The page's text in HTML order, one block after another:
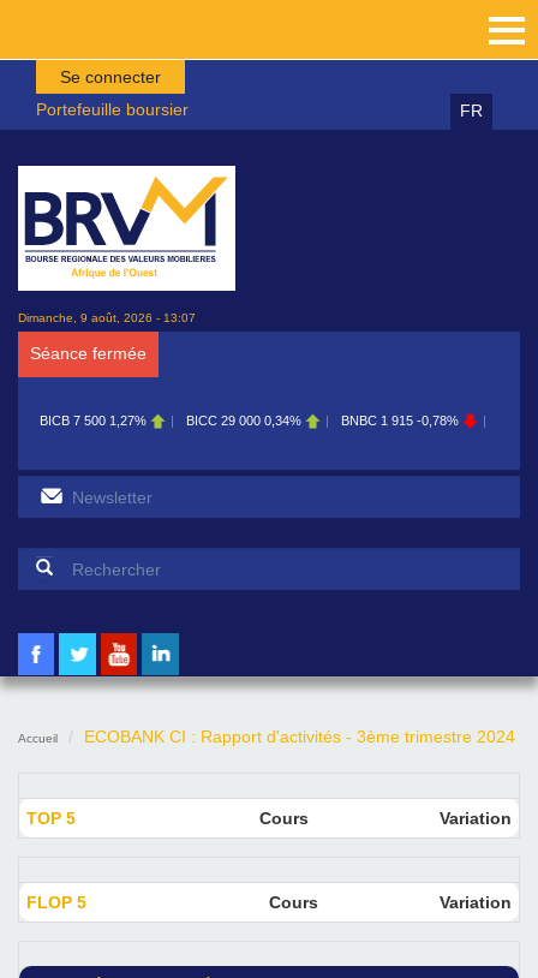
Aller au contenu principal
Se connecter
Portefeuille boursier
FR
Dimanche, 9 août, 2026 - 13:07
Séance fermée
BICB 7 500 1,27% BICC 29 000 0,34% BNBC 1 915 -0,78%
Formulaire de recherche
Accueil ECOBANK CI : Rapport d'activités - 3ème trimestre 2024
TOP 5 Cours Variation
FLOP 5 Cours Variation